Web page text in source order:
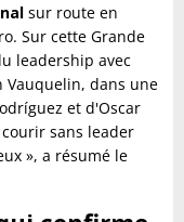
sur route en
Sur cette Grande
leadership avec
Vauquelin, dans une
et d'Oscar
sans leader
», a résumé le